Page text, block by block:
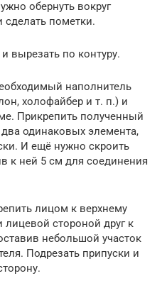
обернуть вокруг
сделать пометки.
вырезать по контуру.
наполнитель
холофайбер и т. п.) и
Прикрепить полученный
одинаковых элемента,
И ещё нужно скроить
к ней 5 см для соединения
лицом к верхнему
стороной друг к
небольшой участок
Подрезать припуски и